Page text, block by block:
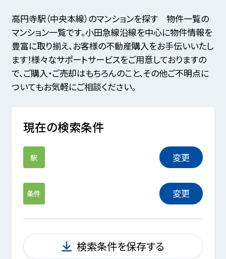
高円寺駅（中央本線）のマンションを探す 物件一覧の
マンション一覧です。小田急線沿線を中心に物件情報を
豊富に取り揃え、お客様の不動産購入をお手伝いいたし
ます！様々なサポートサービスをご用意しておりますの
で、ご購入・ご売却はもちろんのこと、その他ご不明点に
ついてもお気軽にご相談ください。
現在の検索条件
駅 変更
条件 変更
検索条件を保存する